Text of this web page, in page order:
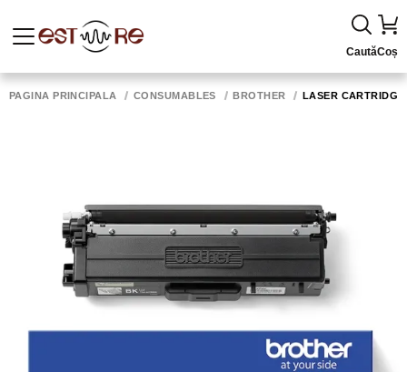
CautăCoș
PAGINA PRINCIPALĂ CONSUMABLES BROTHER LASER